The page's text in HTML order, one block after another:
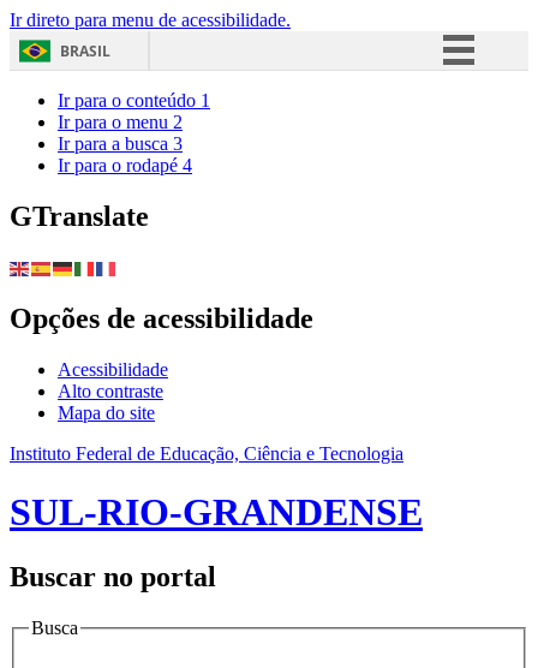
Ir direto para menu de acessibilidade.
BRASIL
Ir para o conteúdo 1
Ir para o menu 2
Ir para a busca 3
Ir para o rodapé 4
GTranslate
Opções de acessibilidade
Acessibilidade
Alto contraste
Mapa do site
Instituto Federal de Educação, Ciência e Tecnologia
SUL-RIO-GRANDENSE
Buscar no portal
Busca